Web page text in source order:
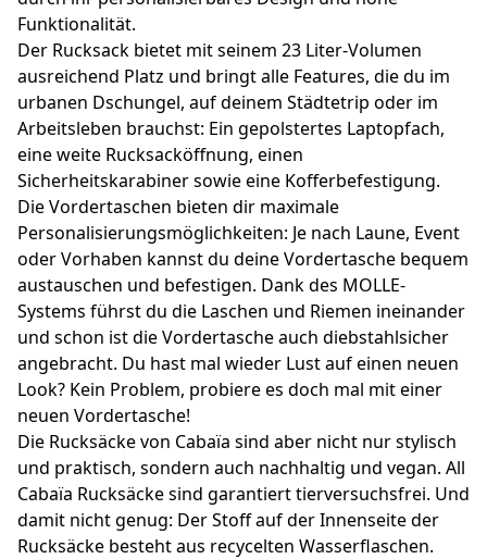
Funktionalität.
Der Rucksack bietet mit seinem 23 Liter-Volumen
ausreichend Platz und bringt alle Features, die du im
urbanen Dschungel, auf deinem Städtetrip oder im
Arbeitsleben brauchst: Ein gepolstertes Laptopfach,
eine weite Rucksacköffnung, einen
Sicherheitskarabiner sowie eine Kofferbefestigung.
Die Vordertaschen bieten dir maximale
Personalisierungsmöglichkeiten: Je nach Laune, Event
oder Vorhaben kannst du deine Vordertasche bequem
austauschen und befestigen. Dank des MOLLE-
Systems führst du die Laschen und Riemen ineinander
und schon ist die Vordertasche auch diebstahlsicher
angebracht. Du hast mal wieder Lust auf einen neuen
Look? Kein Problem, probiere es doch mal mit einer
neuen Vordertasche!
Die Rucksäcke von Cabaïa sind aber nicht nur stylisch
und praktisch, sondern auch nachhaltig und vegan. All
Cabaïa Rucksäcke sind garantiert tierversuchsfrei. Und
damit nicht genug: Der Stoff auf der Innenseite der
Rucksäcke besteht aus recycelten Wasserflaschen.